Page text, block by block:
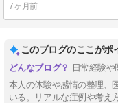
7ヶ月前
このブログのここがポ
日常経験
本人の体験や感情の整理、
いる。リアルな症例や考え